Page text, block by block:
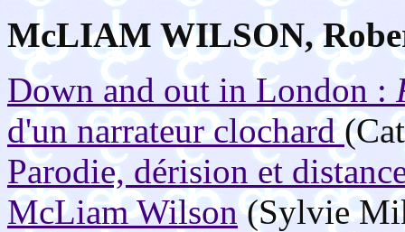
McLIAM WILSON,
Down and out in London :
d'un narrateur clochard
Parodie, dérision et
McLiam Wilson(Sylvie